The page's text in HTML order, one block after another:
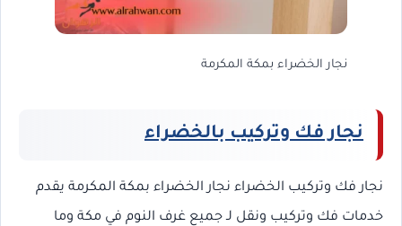
نجار الخضراء بمكة المكرمة
نجار فك وتركيب بالخضراء
نجار فك وتركيب الخضراء نجار الخضراء بمكة المكرمة يقدم
خدمات فك وتركيب ونقل لـ جميع غرف النوم في مكة وما